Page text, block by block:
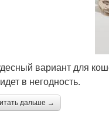
вариант для
в негодность.
дальше →